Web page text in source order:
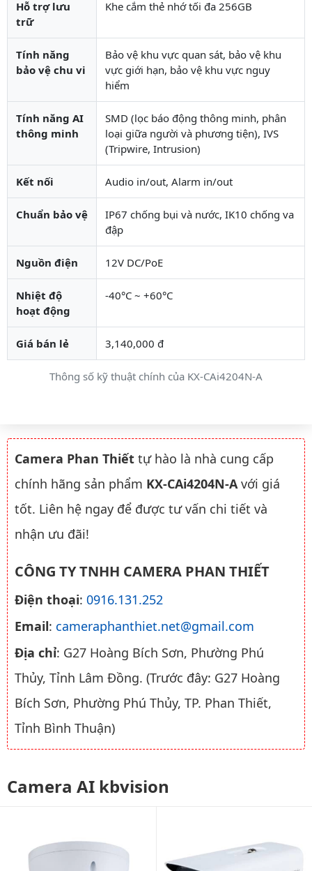
Thông số kỹ thuật chính của KX-CAi4204N-A
Hỗ trợ lưu
trữ
Khe cắm thẻ nhớ tối đa 256GB
Tính năng
bảo vệ chu vi
Bảo vệ khu vực quan sát, bảo vệ khu
vực giới hạn, bảo vệ khu vực nguy
hiểm
Tính năng AI
thông minh
SMD (lọc báo động thông minh, phân
loại giữa người và phương tiện), IVS
(Tripwire, Intrusion)
Kết nối Audio in/out, Alarm in/out
Chuẩn bảo vệ
IP67 chống bụi và nước, IK10 chống va
đập
Nguồn điện 12V DC/PoE
Nhiệt độ
hoạt động
-40°C ~ +60°C
Giá bán lẻ 3,140,000 đ
Camera Phan Thiết tự hào là nhà cung cấp
chính hãng sản phẩm KX-CAi4204N-A với giá
tốt. Liên hệ ngay để được tư vấn chi tiết và
nhận ưu đãi!
CÔNG TY TNHH CAMERA PHAN THIẾT
Điện thoại: 0916.131.252
Email: cameraphanthiet.net@gmail.com
Địa chỉ: G27 Hoàng Bích Sơn, Phường Phú
Thủy, Tỉnh Lâm Đồng. (Trước đây: G27 Hoàng
Bích Sơn, Phường Phú Thủy, TP. Phan Thiết,
Tỉnh Bình Thuận)
Camera AI kbvision